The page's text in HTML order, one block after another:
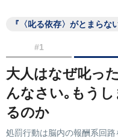
『〈叱る依存〉がとまらない
#1
大人はなぜ叱っ
んなさい｡もう
るのか
処罰行動は脳内の報酬系回路